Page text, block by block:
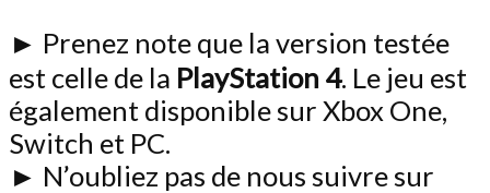
► Prenez note que la version testée
est celle de la PlayStation 4. Le jeu est
également disponible sur Xbox One,
Switch et PC.
► N’oubliez pas de nous suivre sur